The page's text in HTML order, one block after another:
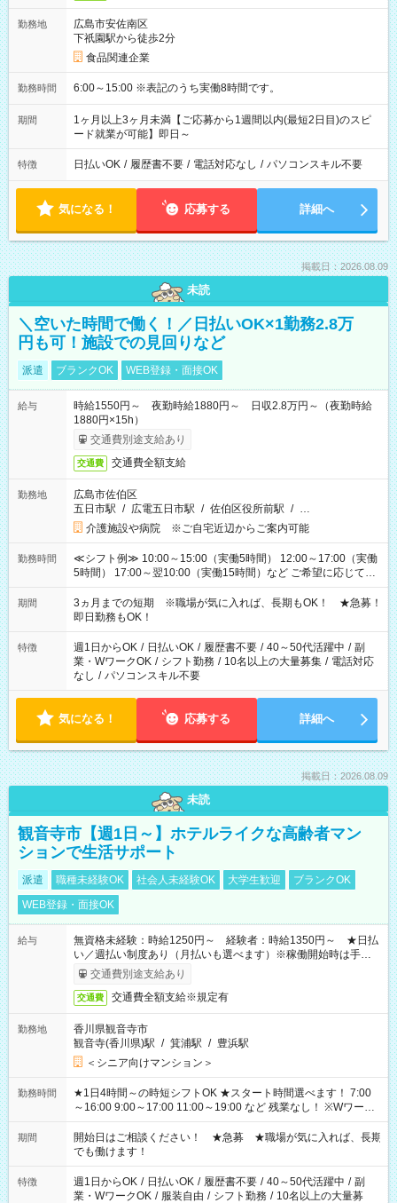
勤務地
広島市安佐南区
下祇園駅から徒歩2分
食品関連企業
勤務時間 6:00～15:00 ※表記のうち実働8時間です。
期間
1ヶ月以上3ヶ月未満【ご応募から1週間以内(最短2日目)のスピ
ード就業が可能】即日～
特徴 日払いOK / 履歴書不要 / 電話対応なし / パソコンスキル不要
気になる！ 応募する 詳細へ
掲載日：2026.08.09
未読
＼空いた時間で働く！／日払いOK×1勤務2.8万
円も可！施設での見回りなど
派遣 ブランクOK WEB登録・面接OK
給与
時給1550円～ 夜勤時給1880円～ 日収2.8万円～（夜勤時給
1880円×15h）
交通費別途支給あり
交通費 交通費全額支給
勤務地
広島市佐伯区
五日市駅 / 広電五日市駅 / 佐伯区役所前駅 / …
介護施設や病院 ※ご自宅近辺からご案内可能
勤務時間
≪シフト例≫ 10:00～15:00（実働5時間） 12:00～17:00（実働
5時間） 17:00～翌10:00（実働15時間）など ご希望に応じて、
働く時間は調整できます！ お気軽に担当へ相談ください！
期間
3ヵ月までの短期 ※職場が気に入れば、長期もOK！ ★急募！
即日勤務もOK！
特徴 週1日からOK / 日払いOK / 履歴書不要 / 40～50代活躍中 / 副
業・WワークOK / シフト勤務 / 10名以上の大量募集 / 電話対応
なし / パソコンスキル不要
気になる！ 応募する 詳細へ
掲載日：2026.08.09
未読
観音寺市【週1日～】ホテルライクな高齢者マン
ションで生活サポート
派遣 職種未経験OK 社会人未経験OK 大学生歓迎
ブランクOK
WEB登録・面接OK
給与
無資格未経験：時給1250円～ 経験者：時給1350円～ ★日払
い／週払い制度あり（月払いも選べます）※稼働開始時は手続き
完了次第のお支払いとなります。
交通費別途支給あり
交通費 交通費全額支給※規定有
勤務地
香川県観音寺市
観音寺(香川県)駅 / 箕浦駅 / 豊浜駅
＜シニア向けマンション＞
勤務時間
★1日4時間～の時短シフトOK ★スタート時間選べます！ 7:00
～16:00 9:00～17:00 11:00～19:00 など 残業なし！ ※Wワーク
の場合、他のお仕事と合わせ週40時間超の就業はご案内できま
せん ※法令に基づき、週20時間以上勤務は社会保険への加入対
象となります ※労働者派遣法（日雇い派遣の原則禁止）によ
り、短時間・短期間の就業はご案内が難しい場合があります
期間
開始日はご相談ください！ ★急募 ★職場が気に入れば、長期
でも働けます！
特徴 週1日からOK / 日払いOK / 履歴書不要 / 40～50代活躍中 / 副
業・WワークOK / 服装自由 / シフト勤務 / 10名以上の大量募